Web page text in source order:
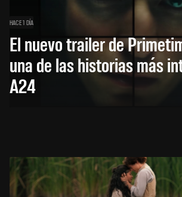
HACE 1 DÍA
El nuevo trailer de
una de las historias más
A24